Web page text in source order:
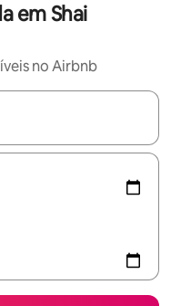
em Shai
no Airbnb
explore-os